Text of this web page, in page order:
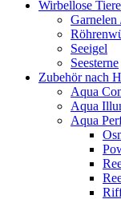
Wirbellose Tiere
Garnelen
Seeigel
Seesterne
Zubehör nach
Aqua
Aqua
Aqua